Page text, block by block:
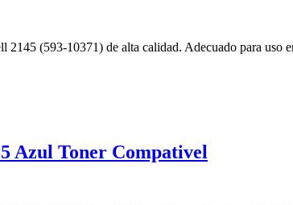
2145 (593-10371) de alta calidad. Adecuado para
Azul Toner Compativel